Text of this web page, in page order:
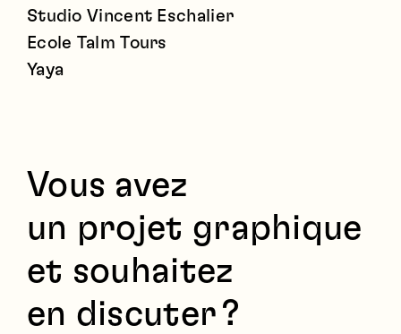
Studio Vincent Eschalier
Ecole Talm Tours
Yaya
Vous avez
un projet graphique
et souhaitez
en discuter ?